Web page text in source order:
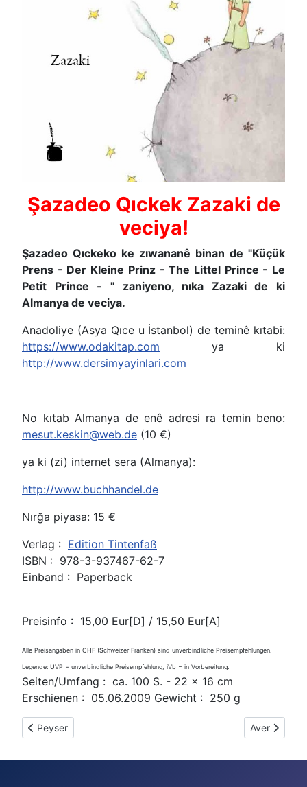
Şazadeo Qıckek Zazaki de
veciya!
Şazadeo Qıckeko ke zıwananê binan de "Küçük
Prens - Der Kleine Prinz - The Littel Prince - Le
Petit Prince - " zaniyeno, nıka Zazaki de ki
Almanya de veciya.
Anadoliye (Asya Qıce u İstanbol) de teminê kıtabi:
https://www.odakitap.com ya ki
http://www.dersimyayinlari.com
No kıtab Almanya de enê adresi ra temin beno:
mesut.keskin@web.de (10 €)
ya ki (zi) internet sera (Almanya):
http://www.buchhandel.de
Nırğa piyasa: 15 €
Verlag : Edition Tintenfaß
ISBN : 978-3-937467-62-7
Einband : Paperback
Preisinfo : 15,00 Eur[D] / 15,50 Eur[A]
Alle Preisangaben in CHF (Schweizer Franken) sind unverbindliche Preisempfehlungen.
Legende: UVP = unverbindliche Preisempfehlung, iVb = in Vorbereitung.
Seiten/Umfang : ca. 100 S. - 22 x 16 cm
Erschienen : 05.06.2009 Gewicht : 250 g
Previous article: Rozê Yena
Peyser Next article:
Aver